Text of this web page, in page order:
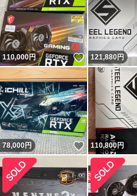
110,000円 いいね！
121,880円
78,000円 いいね！
110,800円